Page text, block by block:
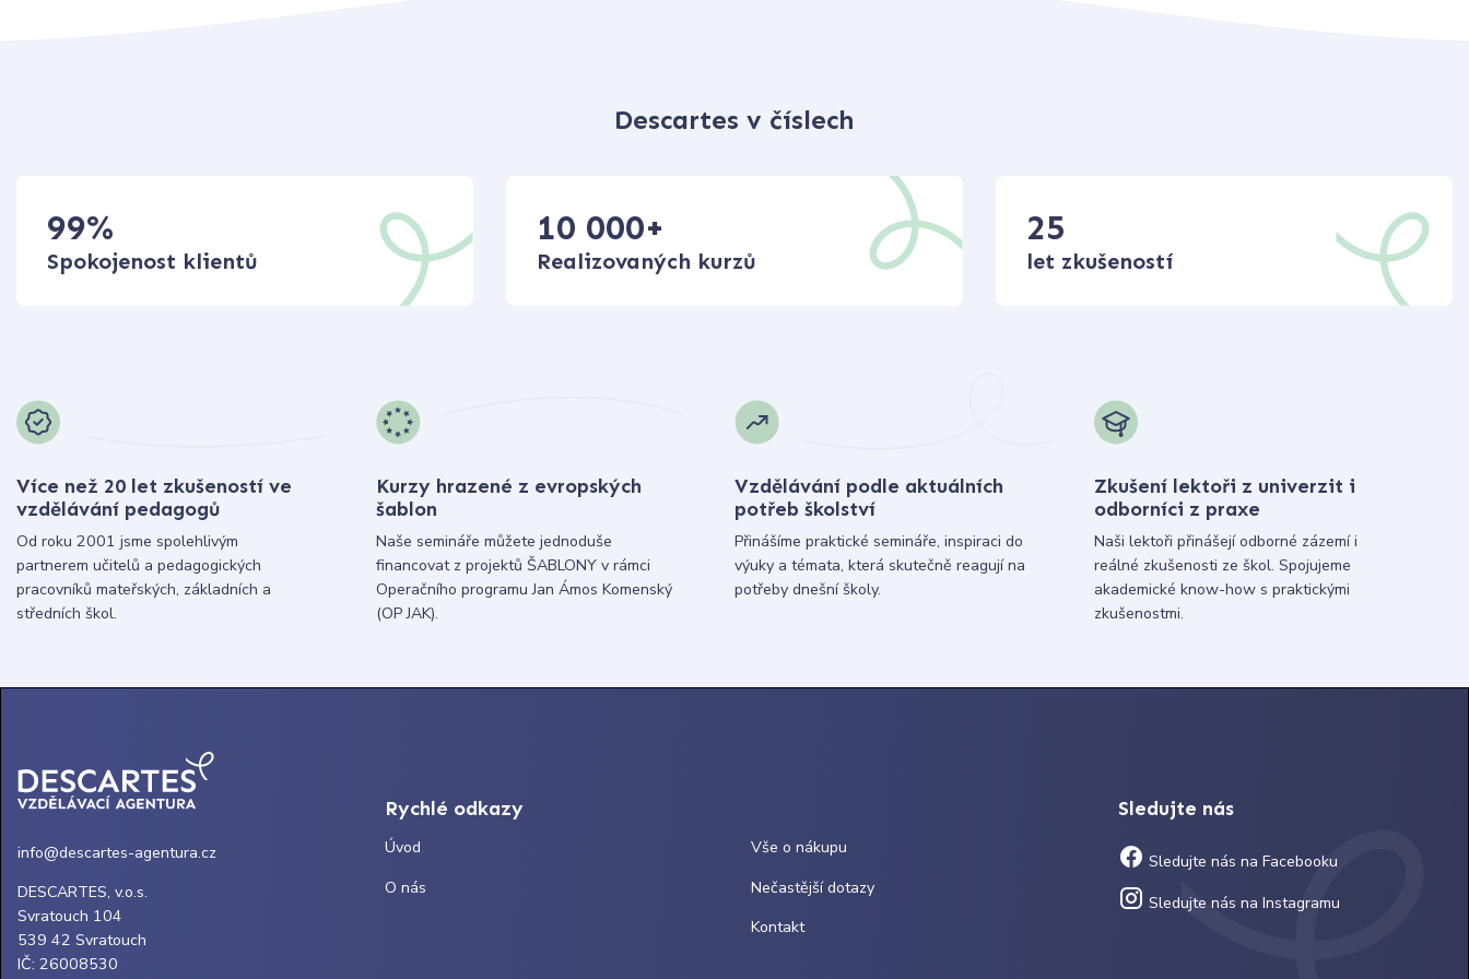
Descartes v číslech
99%
Spokojenost klientů
10 000+
Realizovaných kurzů
25
let zkušeností
Více než 20 let zkušeností ve
vzdělávání pedagogů
Od roku 2001 jsme spolehlivým
partnerem učitelů a pedagogických
pracovníků mateřských, základních a
středních škol.
Kurzy hrazené z evropských
šablon
Naše semináře můžete jednoduše
financovat z projektů ŠABLONY v rámci
Operačního programu Jan Ámos Komenský
(OP JAK).
Vzdělávání podle aktuálních
potřeb školství
Přinášíme praktické semináře, inspiraci do
výuky a témata, která skutečně reagují na
potřeby dnešní školy.
Zkušení lektoři z univerzit i
odborníci z praxe
Naši lektoři přinášejí odborné zázemí i
reálné zkušenosti ze škol. Spojujeme
akademické know-how s praktickými
zkušenostmi.
info@descartes-agentura.cz
DESCARTES, v.o.s.
Svratouch 104
539 42 Svratouch
IČ: 26008530
Rychlé odkazy
Úvod
O nás
Vše o nákupu
Nečastější dotazy
Kontakt
Sledujte nás
Sledujte nás na Facebooku
Sledujte nás na Instagramu